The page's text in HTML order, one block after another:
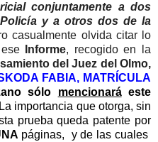
conjuntamente a dos
y a otros dos de la
casualmente olvida citar lo
Informe, recogido en la
del Juez del Olmo,
FABIA, MATRÍCULA
sólo mencionaráeste
La importancia que otorga, sin
prueba queda patente por
páginas,
y de las cuales